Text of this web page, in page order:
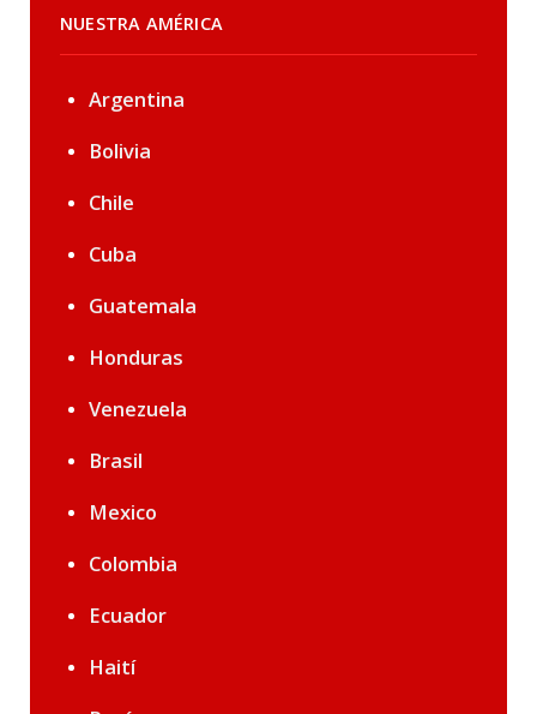
NUESTRA AMÉRICA
Argentina
Bolivia
Chile
Cuba
Guatemala
Honduras
Venezuela
Brasil
Mexico
Colombia
Ecuador
Haití